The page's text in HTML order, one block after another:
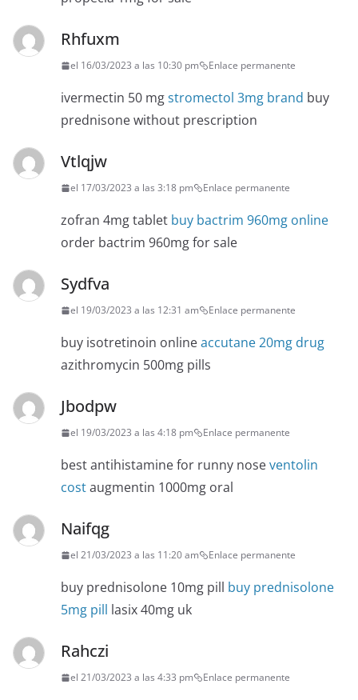
Rhfuxm
el 16/03/2023 a las 10:30 pm Enlace permanente
ivermectin 50 mgstromectol 3mg brand buy
prednisone without prescription
Vtlqjw
el 17/03/2023 a las 3:18 pm Enlace permanente
zofran 4mg tablet buy bactrim 960mg online
order bactrim 960mg for sale
Sydfva
el 19/03/2023 a las 12:31 am Enlace permanente
buy isotretinoin onlineaccutane 20mg drug
azithromycin 500mg pills
Jbodpw
el 19/03/2023 a las 4:18 pm Enlace permanente
best antihistamine for runny noseventolin
costaugmentin 1000mg oral
Naifqg
el 21/03/2023 a las 11:20 am Enlace permanente
buy prednisolone 10mg pill buy prednisolone
5mg pill lasix 40mg uk
Rahczi
el 21/03/2023 a las 4:33 pm Enlace permanente